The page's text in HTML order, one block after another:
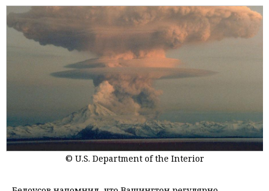
© U.S. Department of the Interior